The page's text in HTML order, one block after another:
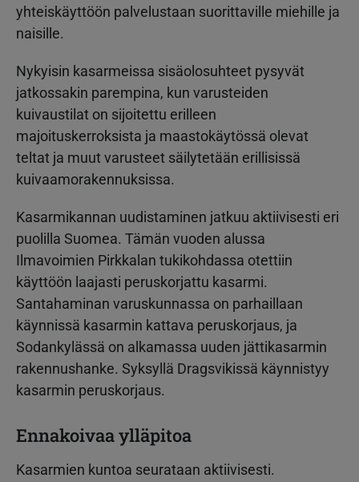
yhteiskäyttöön palvelustaan suorittaville miehille ja
naisille.
Nykyisin kasarmeissa sisäolosuhteet pysyvät
jatkossakin parempina, kun varusteiden
kuivaustilat on sijoitettu erilleen
majoituskerroksista ja maastokäytössä olevat
teltat ja muut varusteet säilytetään erillisissä
kuivaamorakennuksissa.
Kasarmikannan uudistaminen jatkuu aktiivisesti eri
puolilla Suomea. Tämän vuoden alussa
Ilmavoimien Pirkkalan tukikohdassa otettiin
käyttöön laajasti peruskorjattu kasarmi.
Santahaminan varuskunnassa on parhaillaan
käynnissä kasarmin kattava peruskorjaus, ja
Sodankylässä on alkamassa uuden jättikasarmin
rakennushanke. Syksyllä Dragsvikissä käynnistyy
kasarmin peruskorjaus.
Ennakoivaa ylläpitoa
Kasarmien kuntoa seurataan aktiivisesti.